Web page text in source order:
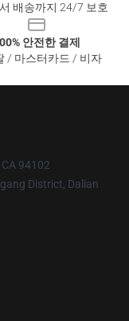
배송까지 24/7 보호
안전한 결제
/ 마스터카드 / 비자
94102
District, Dalian